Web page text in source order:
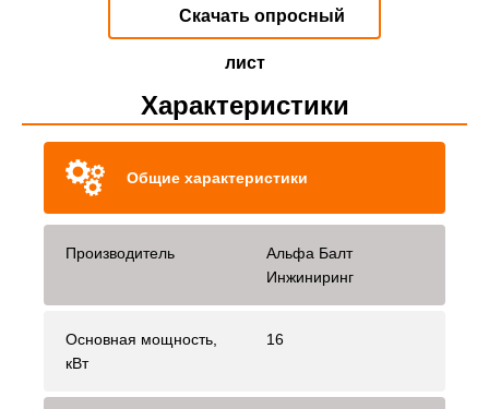
Скачать опросный
лист
Характеристики
Общие характеристики
Производитель
Альфа Балт
Инжиниринг
Основная мощность,
кВт
16